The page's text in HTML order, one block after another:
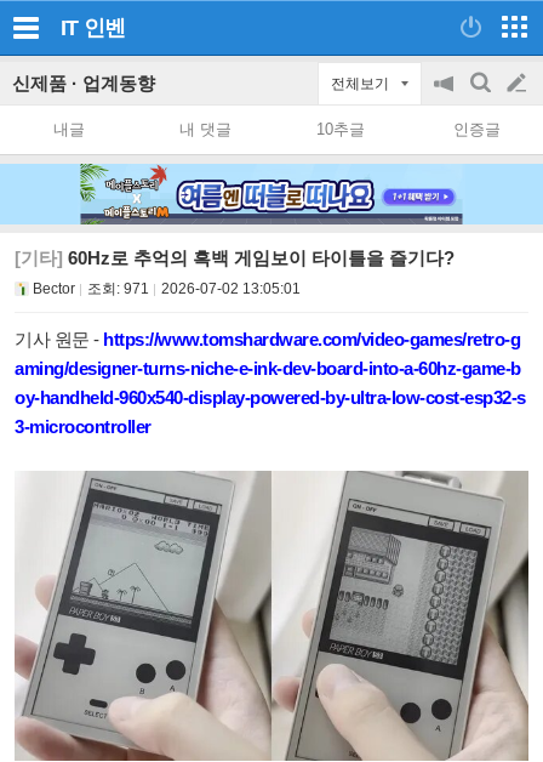
IT 인벤
신제품 · 업계동향 전체보기
공
on/off
검
색
글
쓰
내글 내 댓글 10추글 인증글
[기타] 60Hz로 추억의 흑백 게임보이 타이틀을 즐기다?
Bector 조회: 971 2026-07-02 13:05:01
기사 원문 - https://www.tomshardware.com/video-games/retro-g
aming/designer-turns-niche-e-ink-dev-board-into-a-60hz-game-b
oy-handheld-960x540-display-powered-by-ultra-low-cost-esp32-s
3-microcontroller